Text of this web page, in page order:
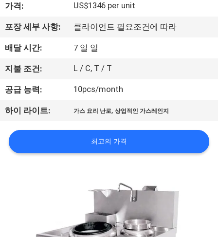
에
대
하
여
공
여
가격: US$1346 per unit
포장 세부 사항: 클라이언트 필요조건에 따라
배달 시간: 7 일 일
지불 조건: L / C, T / T
공급 능력: 10pcs/month
하이 라이트: 가스 요리 난로,상업적인 가스레인지
최고의 가격